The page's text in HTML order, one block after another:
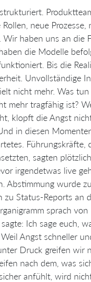
neue Prozesse,
Wir haben uns an die
die Modelle
Bis die
Unvollständige
nicht mehr. Was
mehr tragfähig ist?
klopft die Angst
in diesen
Führungskräfte,
sagten
irgendetwas live
Abstimmung wurde
zu Status-Reports an
sprach von
Ich sage euch,
Angst schneller
Druck greifen wir
nach dem, was
anfühlt, wird